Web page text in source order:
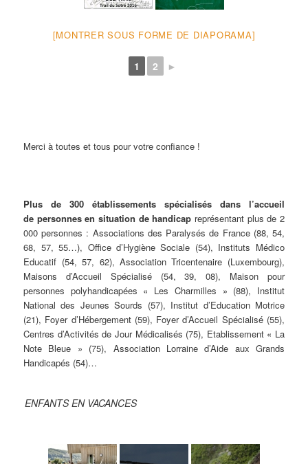
[MONTRER SOUS FORME DE DIAPORAMA]
1 2 ►
Merci à toutes et tous pour votre confiance !
Plus de 300 établissements spécialisés dans l’accueil
de personnes en situation de handicap représentant plus de 2
000 personnes : Associations des Paralysés de France (88, 54,
68, 57, 55…), Office d’Hygiène Sociale (54), Instituts Médico
Educatif (54, 57, 62), Association Tricentenaire (Luxembourg),
Maisons d’Accueil Spécialisé (54, 39, 08), Maison pour
personnes polyhandicapées « Les Charmilles » (88), Institut
National des Jeunes Sourds (57), Institut d’Education Motrice
(21), Foyer d’Hébergement (59), Foyer d’Accueil Spécialisé (55),
Centres d’Activités de Jour Médicalisés (75), Etablissement « La
Note Bleue » (75), Association Lorraine d’Aide aux Grands
Handicapés (54)…
ENFANTS EN VACANCES